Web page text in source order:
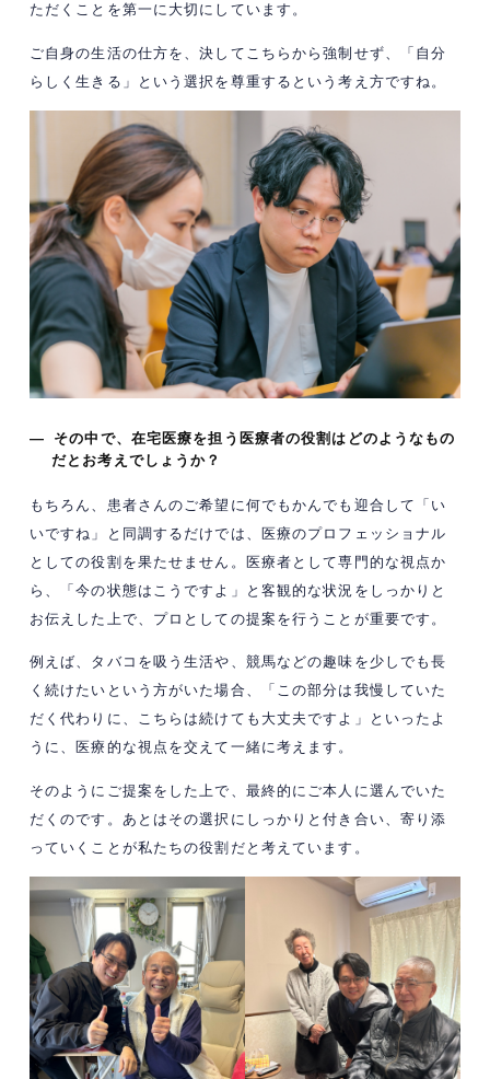
ただくことを第一に大切にしています。
ご自身の生活の仕方を、決してこちらから強制せず、「自分
らしく生きる」という選択を尊重するという考え方ですね。
— その中で、在宅医療を担う医療者の役割はどのようなもの
だとお考えでしょうか？
もちろん、患者さんのご希望に何でもかんでも迎合して「い
いですね」と同調するだけでは、医療のプロフェッショナル
としての役割を果たせません。医療者として専門的な視点か
ら、「今の状態はこうですよ」と客観的な状況をしっかりと
お伝えした上で、プロとしての提案を行うことが重要です。
例えば、タバコを吸う生活や、競馬などの趣味を少しでも長
く続けたいという方がいた場合、「この部分は我慢していた
だく代わりに、こちらは続けても大丈夫ですよ」といったよ
うに、医療的な視点を交えて一緒に考えます。
そのようにご提案をした上で、最終的にご本人に選んでいた
だくのです。あとはその選択にしっかりと付き合い、寄り添
っていくことが私たちの役割だと考えています。